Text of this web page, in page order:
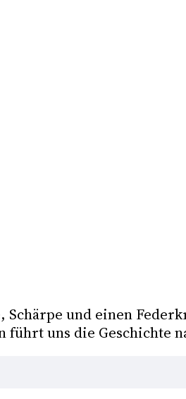
Schärpe und einen
uns die Geschichte